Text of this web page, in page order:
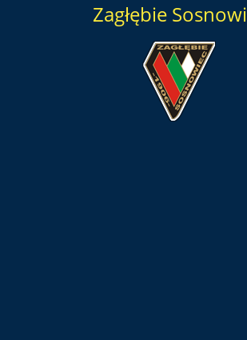
Zagłębie